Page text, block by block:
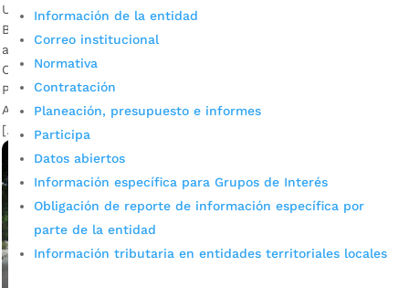
Información de la entidad
Correo institucional
Normativa
Contratación
Planeación, presupuesto e informes
Participa
Datos abiertos
Información específica para Grupos de Interés
Obligación de reporte de información específica por
parte de la entidad
Información tributaria en entidades territoriales locales
Un total de 760 nuevos cupos carcelarios adicionales tendrá
Bucaramanga y su área metropolitana antes de finalizar este
año, con la culminación de los trabajos de ampliación de la
Cárcel de Mediana y Alta Seguridad de la Cárcel de
Palogordo, en Girón. Fotografía: Luis Daniel Suárez / Prensa
Alcaldía de Bucaramanga Descargar audio: Javier Sarmiento
[…]